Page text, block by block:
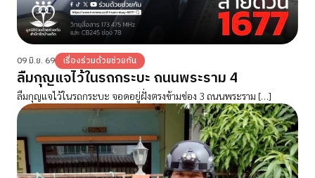
09 มิ.ย. 69 เรื่องร่วมด้วยช่วยกัน
ลืมกุญแจไว้ในรถกระบะ ถนนพระราม 4
ลืมกุญแจไว้ในรถกระบะ จอดอยู่ฝั่งตรงข้ามช่อง 3 ถนนพระราม […]